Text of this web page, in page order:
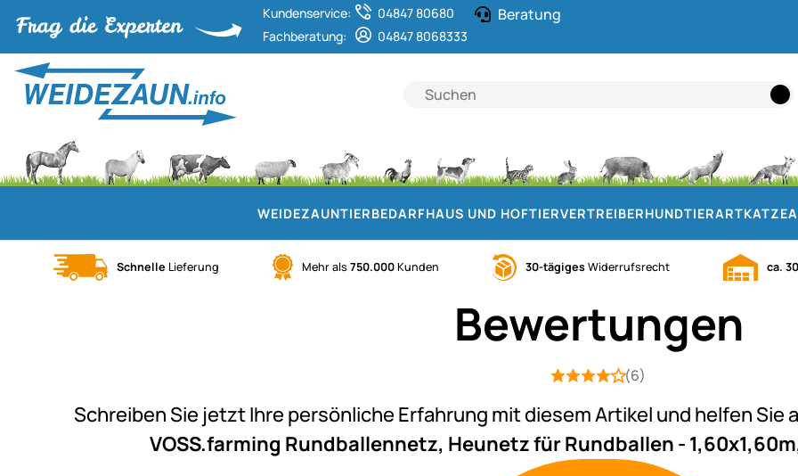
Kundenservice:
04847 80680
Fachberatung:
04847 8068333
Beratung
WEIDEZAUNTIERBEDARFHAUS UND HOFTIERVERTREIBERHUNDTIERARTKATZE
Schnelle Lieferung Mehr als 750.000Kunden 30-tägigesWiderrufsrecht ca.
Bewertungen
Bewertung: 4 von 5 (6 Bewertungen)
6 Bewertungen
(6)
Schreiben Sie jetzt Ihre persönliche Erfahrung mit diesem Artikel und helfen
VOSS.farming Rundballennetz, Heunetz für Rundballen -